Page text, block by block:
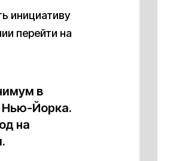
инициативу
перейти на
в
Нью-Йорка.
на